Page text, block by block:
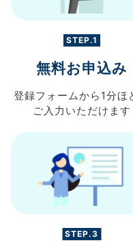
STEP.1
無料お申込み
登録フォームから 1分ほ
ご入力 いただけます
STEP.3